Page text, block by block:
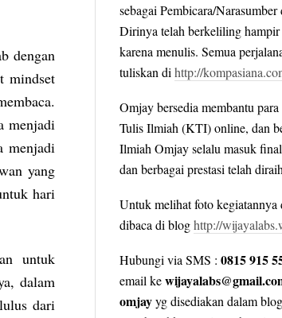
dengan
mindset
menjadi
menjadi
yang
hari
untuk
dalam
dari
sebagai Pembicara/
Dirinya telah berkeliling hampir
karena menulis. Semua
tuliskan di http://
Omjay bersedia membantu
Tulis Ilmiah (KTI) online, dan
Ilmiah Omjay selalu masuk
dan berbagai prestasi telah
Untuk melihat foto kegiatannya
dibaca di bloghttp://
Hubungi via SMS : 0815 915
email ke
omjayyg disediakan dalam